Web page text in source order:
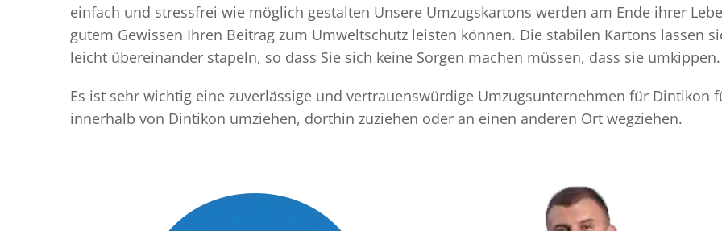
einfach und stressfrei wie möglich gestalten Unsere Umzugskartons werden am Ende ihrer
gutem Gewissen Ihren Beitrag zum Umweltschutz leisten können. Die stabilen Kartons lassen
leicht übereinander stapeln, so dass Sie sich keine Sorgen machen müssen, dass sie
Es ist sehr wichtig eine zuverlässige und vertrauenswürdige Umzugsunternehmen für Dintikon
innerhalb von Dintikon umziehen, dorthin zuziehen oder an einen anderen Ort wegziehen.